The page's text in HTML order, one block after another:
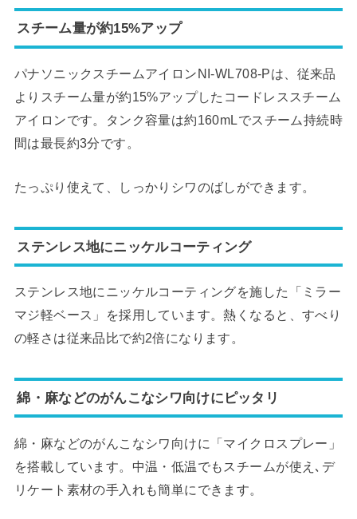
スチーム量が約15%アップ
パナソニックスチームアイロンNI-WL708-Pは、従来品
よりスチーム量が約15%アップしたコードレススチーム
アイロンです。タンク容量は約160mLでスチーム持続時
間は最長約3分です。
たっぷり使えて、しっかりシワのばしができます。
ステンレス地にニッケルコーティング
ステンレス地にニッケルコーティングを施した「ミラー
マジ軽ベース」を採用しています。熱くなると、すべり
の軽さは従来品比で約2倍になります。
綿・麻などのがんこなシワ向けにピッタリ
綿・麻などのがんこなシワ向けに「マイクロスプレー」
を搭載しています。中温・低温でもスチームが使え､デ
リケート素材の手入れも簡単にできます。